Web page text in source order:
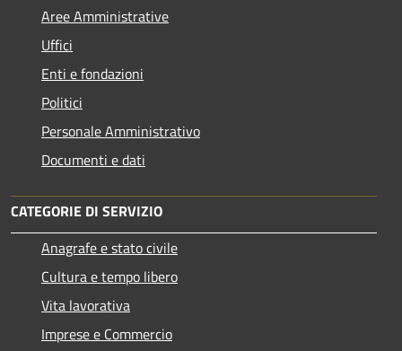
Aree Amministrative
Uffici
Enti e fondazioni
Politici
Personale Amministrativo
Documenti e dati
CATEGORIE DI SERVIZIO
Anagrafe e stato civile
Cultura e tempo libero
Vita lavorativa
Imprese e Commercio